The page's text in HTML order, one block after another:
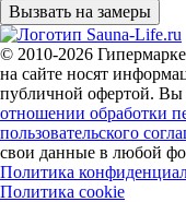
Вызвать на замеры
© 2010-2026
на сайте носят
публичной офертой. Вы
отношении обработки
пользовательского
свои данные в любой
Политика
Политика cookie